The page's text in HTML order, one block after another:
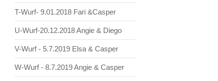
T-Wurf- 9.01.2018 Fari &Casper
U-Wurf-20.12.2018 Angie & Diego
V-Wurf - 5.7.2019 Elsa & Casper
W-Wurf - 8.7.2019 Angie & Casper